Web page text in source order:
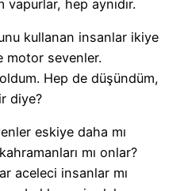
hep aynıdır.
kullanan insanlar ikiye
motor sevenler.
Hep de düşündüm,
diye?
eskiye daha mı
mı onlar?
aceleci insanlar mı